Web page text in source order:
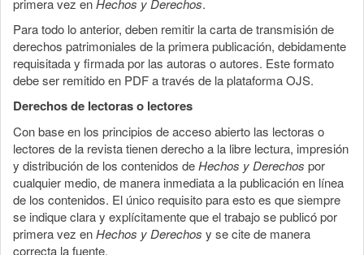
primera vez enHechos y Derechos.
Para todo lo anterior, deben remitir la carta de transmisión de
derechos patrimoniales de la primera publicación, debidamente
requisitada y firmada por las autoras o autores. Este formato
debe ser remitido en PDF a través de la plataforma OJS.
Derechos de lectoras o lectores
Con base en los principios de acceso abierto las lectoras o
lectores de la revista tienen derecho a la libre lectura, impresión
y distribución de los contenidos deHechos y Derechos por
cualquier medio, de manera inmediata a la publicación en línea
de los contenidos. El único requisito para esto es que siempre
se indique clara y explícitamente que el trabajo se publicó por
primera vez enHechos y Derechos y se cite de manera
correcta la fuente.